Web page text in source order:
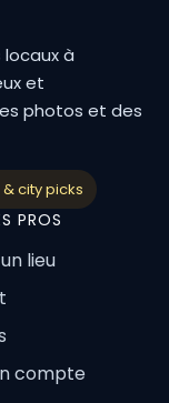
à
et
photos et des
city picks
PROS
lieu
compte